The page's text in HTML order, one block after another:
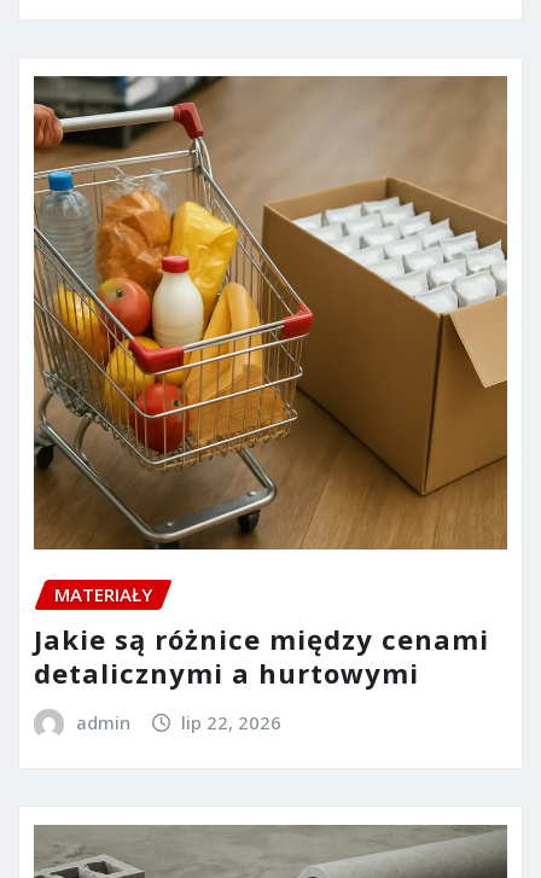
MATERIAŁY
Jakie są różnice między cenami
detalicznymi a hurtowymi
admin lip 22, 2026